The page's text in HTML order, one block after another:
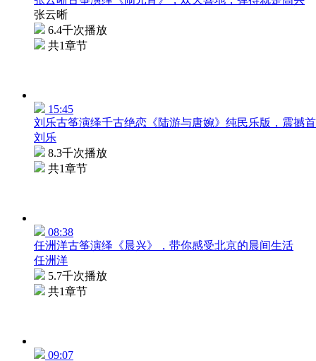
张云晰
6.4千次播放
共1章节
15:45
刘乐古筝演绎千古绝恋《陆游与唐婉》纯民乐版，震撼
刘乐
8.3千次播放
共1章节
08:38
任洲洋古筝演绎《晨兴》，带你感受北京的晨间生活
任洲洋
5.7千次播放
共1章节
09:07